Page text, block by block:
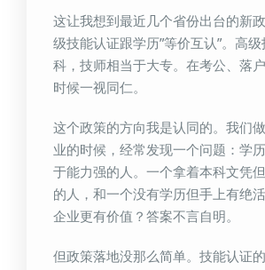
这让我想到最近几个省份出台的新
级技能认证跟学历”等价互认”。高
科，技师相当于大专。在考公、落
时候一视同仁。
这个政策的方向我是认同的。我们
业的时候，经常发现一个问题：学
于能力强的人。一个拿着本科文凭
的人，和一个没有学历但手上有绝
企业更有价值？答案不言自明。
但政策落地没那么简单。技能认证